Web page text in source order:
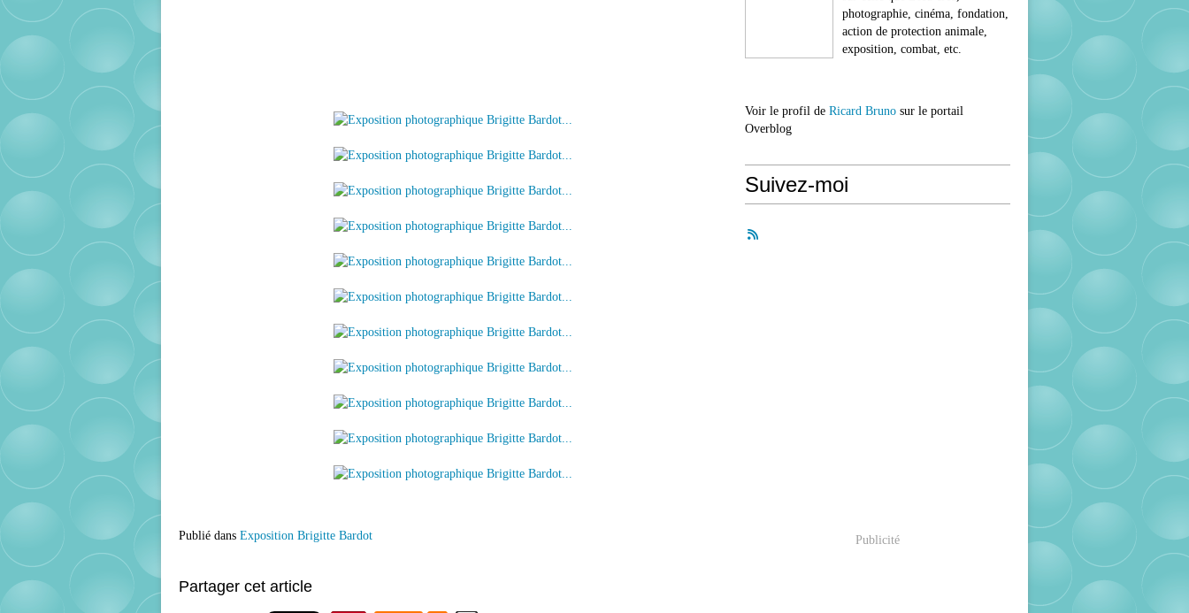
Publié dans Exposition Brigitte Bardot
Partager cet article
photographie, cinéma, fondation,
action de protection animale,
exposition, combat, etc.
Voir le profil de Ricard Bruno sur le portail
Overblog
Suivez-moi
Publicité